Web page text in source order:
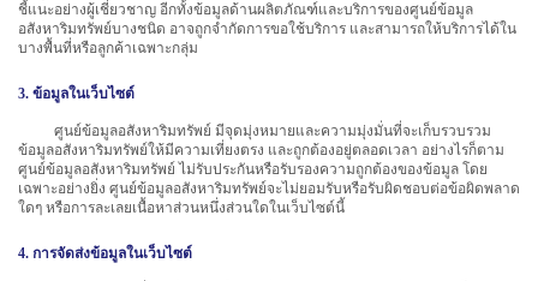
ชี้แนะอย่างผู้เชี่ยวชาญ อีกทั้งข้อมูลด้านผลิตภัณฑ์และบริการของศูนย์ข้อมูล
อสังหาริมทรัพย์บางชนิด อาจถูกจำกัดการขอใช้บริการ และสามารถให้บริการได้ใน
บางพื้นที่หรือลูกค้าเฉพาะกลุ่ม
3. ข้อมูลในเว็บไซต์
ศูนย์ข้อมูลอสังหาริมทรัพย์ มีจุดมุ่งหมายและความมุ่งมั่นที่จะเก็บรวบรวม
ข้อมูลอสังหาริมทรัพย์ให้มีความเที่ยงตรง และถูกต้องอยู่ตลอดเวลา อย่างไรก็ตาม
ศูนย์ข้อมูลอสังหาริมทรัพย์ ไม่รับประกันหรือรับรองความถูกต้องของข้อมูล โดย
เฉพาะอย่างยิ่ง ศูนย์ข้อมูลอสังหาริมทรัพย์จะไม่ยอมรับหรือรับผิดชอบต่อข้อผิดพลาด
ใดๆ หรือการละเลยเนื้อหาส่วนหนึ่งส่วนใดในเว็บไซต์นี้
4. การจัดส่งข้อมูลในเว็บไซต์